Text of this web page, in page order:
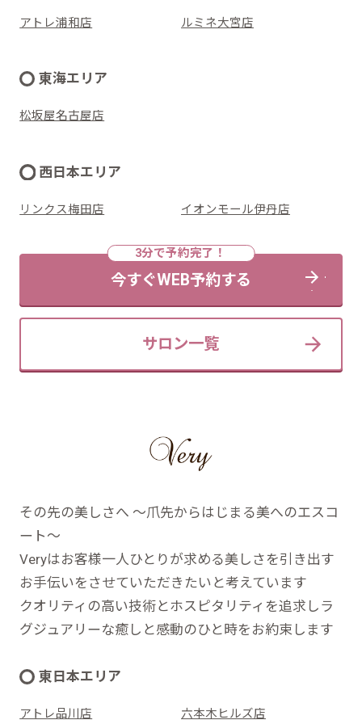
アトレ浦和店 ルミネ大宮店
東海エリア
松坂屋名古屋店
西日本エリア
リンクス梅田店 イオンモール伊丹店
サロン一覧
今すぐWEB予約する
その先の美しさへ ～爪先からはじまる美へのエスコ
ート～
Veryはお客様一人ひとりが求める美しさを引き出す
お手伝いをさせていただきたいと考えています
クオリティの高い技術とホスピタリティを追求しラ
グジュアリーな癒しと感動のひと時をお約束します
東日本エリア
アトレ品川店 六本木ヒルズ店